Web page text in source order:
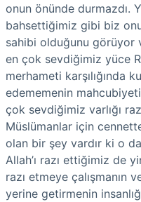
onun önünde durmazdı.
bahsettiğimiz gibi biz
sahibi olduğunu görüyor
en çok sevdiğimiz yüce
merhameti karşılığında
edememenin
çok sevdiğimiz varlığı
Müslümanlar için
olan bir şey vardır ki o
Allah’ı razı ettiğimiz de
razı etmeye çalışmanın
yerine getirmenin